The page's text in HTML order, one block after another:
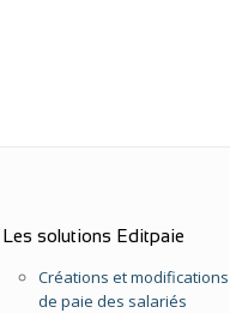
Les solutions Editpaie
Créations et
de paie des salariés